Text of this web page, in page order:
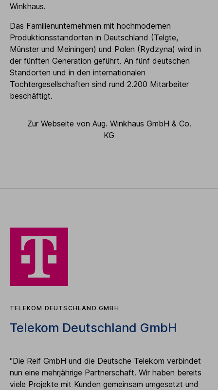
Winkhaus.
Das Familienunternehmen mit hochmodernen
Produktionsstandorten in Deutschland (Telgte,
Münster und Meiningen) und Polen (Rydzyna) wird in
der fünften Generation geführt. An fünf deutschen
Standorten und in den internationalen
Tochtergesellschaften sind rund 2.200 Mitarbeiter
beschäftigt.
Zur Webseite von Aug. Winkhaus GmbH & Co.
KG
TELEKOM DEUTSCHLAND GMBH
Telekom Deutschland GmbH
"Die Reif GmbH und die Deutsche Telekom verbindet
nun eine mehrjährige Partnerschaft. Wir haben bereits
viele Projekte mit Kunden gemeinsam umgesetzt und